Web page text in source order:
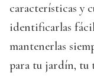
características y
identificarlas
mantenerlas
para tu jardín, tu